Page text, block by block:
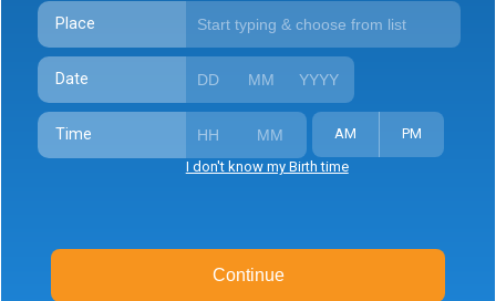
Place
Date
Time AM
PM
I don't know my Birth time
Continue